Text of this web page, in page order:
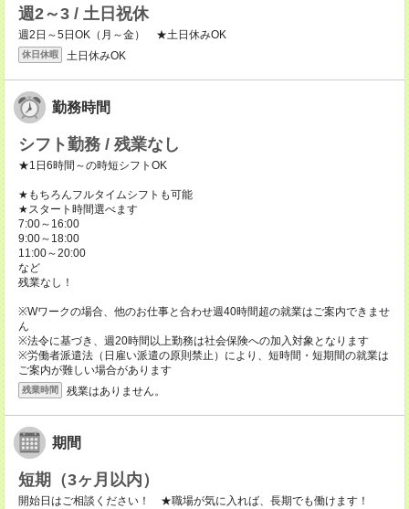
週2～3 / 土日祝休
週2日～5日OK（月～金） ★土日休みOK
休日休暇 土日休みOK
勤務時間
シフト勤務 / 残業なし
★1日6時間～の時短シフトOK
★もちろんフルタイムシフトも可能
★スタート時間選べます
7:00～16:00
9:00～18:00
11:00～20:00
など
残業なし！
※Wワークの場合、他のお仕事と合わせ週40時間超の就業はご案内できませ
ん
※法令に基づき、週20時間以上勤務は社会保険への加入対象となります
※労働者派遣法（日雇い派遣の原則禁止）により、短時間・短期間の就業は
ご案内が難しい場合があります
残業時間 残業はありません。
期間
短期（3ヶ月以内）
開始日はご相談ください！ ★職場が気に入れば、長期でも働けます！